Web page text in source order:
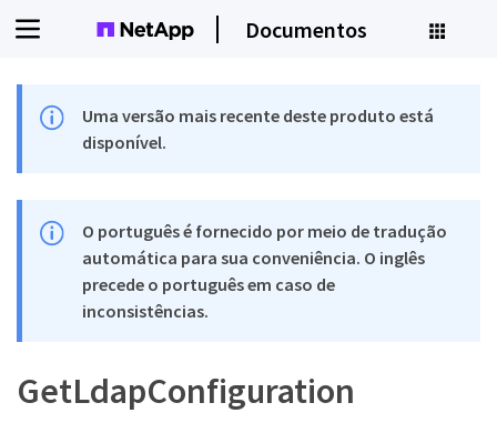
Documentos
Uma versão mais recente deste produto está
disponível.
O português é fornecido por meio de tradução
automática para sua conveniência. O inglês
precede o português em caso de
inconsistências.
GetLdapConfiguration